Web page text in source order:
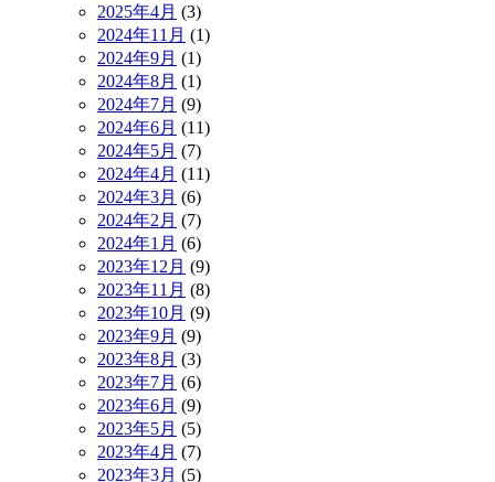
2025年4月 (3)
2024年11月 (1)
2024年9月 (1)
2024年8月 (1)
2024年7月 (9)
2024年6月 (11)
2024年5月 (7)
2024年4月 (11)
2024年3月 (6)
2024年2月 (7)
2024年1月 (6)
2023年12月 (9)
2023年11月 (8)
2023年10月 (9)
2023年9月 (9)
2023年8月 (3)
2023年7月 (6)
2023年6月 (9)
2023年5月 (5)
2023年4月 (7)
2023年3月 (5)